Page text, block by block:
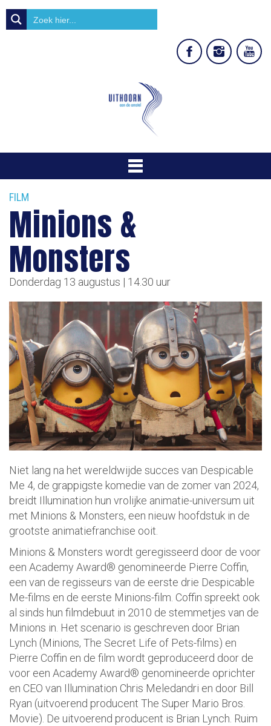
FILM
Minions &
Monsters
Donderdag 13 augustus | 14.30 uur
Niet lang na het wereldwijde succes van Despicable
Me 4, de grappigste komedie van de zomer van 2024,
breidt Illumination hun vrolijke animatie-universum uit
met Minions & Monsters, een nieuw hoofdstuk in de
grootste animatiefranchise ooit.
Minions & Monsters wordt geregisseerd door de voor
een Academy Award® genomineerde Pierre Coffin,
een van de regisseurs van de eerste drie Despicable
Me-films en de eerste Minions-film. Coffin spreekt ook
al sinds hun filmdebuut in 2010 de stemmetjes van de
Minions in. Het scenario is geschreven door Brian
Lynch (Minions, The Secret Life of Pets-films) en
Pierre Coffin en de film wordt geproduceerd door de
voor een Academy Award® genomineerde oprichter
en CEO van Illumination Chris Meledandri en door Bill
Ryan (uitvoerend producent The Super Mario Bros.
Movie). De uitvoerend producent is Brian Lynch. Ruim